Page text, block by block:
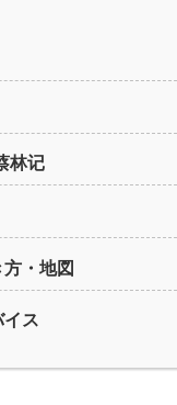
林记
・地図
ス